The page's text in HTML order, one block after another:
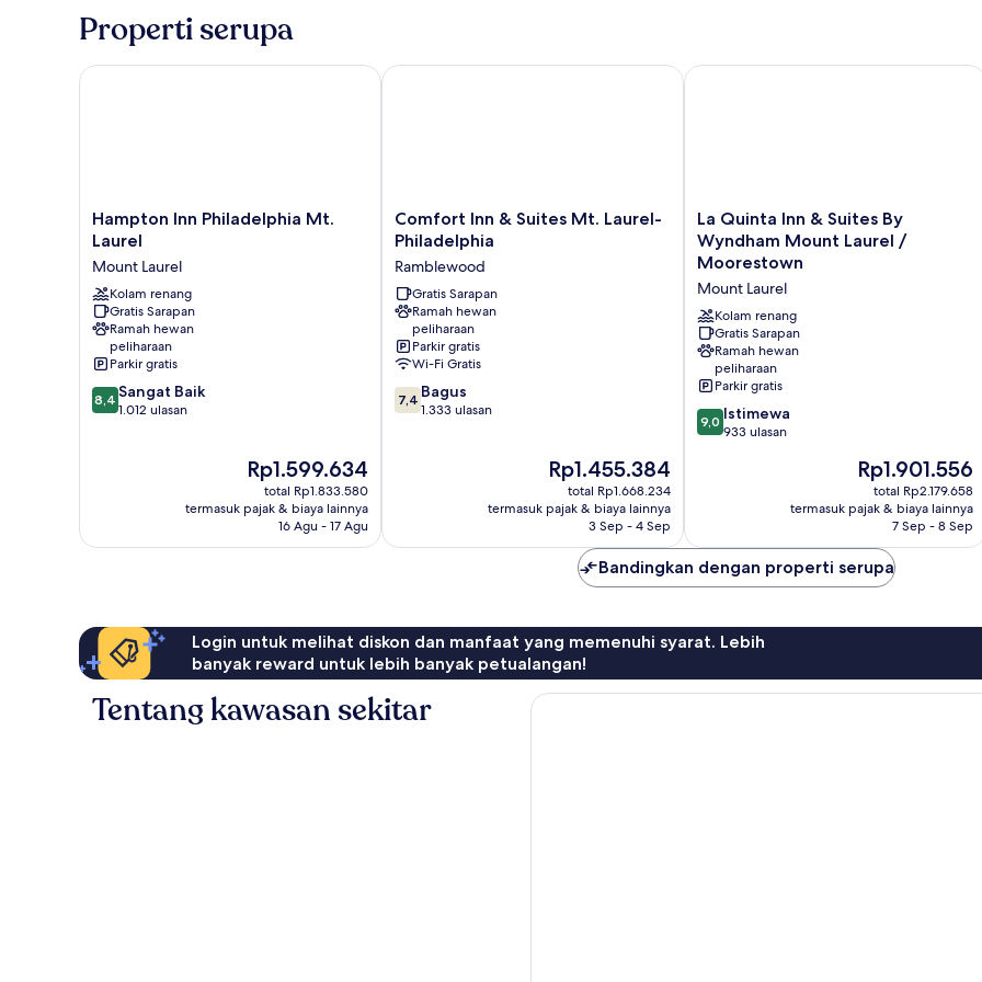
Rokok
(Mobility
Accessible)
Tempat
Queen,
Accessible)
Properti serupa
Hampton
Inn
Mt.
Laurel
Mount
Laurel
Hampton Inn Philadelphia Mt.
Laurel
Mount Laurel
Kolam renang
Gratis Sarapan
Ramah hewan
peliharaan
Parkir gratis
8.4
dari
8,4 Sangat Baik
1.012 ulasan
Harga
sekarang
Rp1.599.634
Rp1.599.634
total Rp1.833.580
termasuk pajak & biaya lainnya
16 Agu - 17 Agu
Hampton Inn Philadelphia Mt. Laurel
Comfort
Inn
Suites
Mt.
Laurel-
Philadelphia
Ramblewood
Comfort Inn & Suites Mt. Laurel-
Philadelphia
Ramblewood
Gratis Sarapan
Ramah hewan
peliharaan
Parkir gratis
Wi-Fi Gratis
7.4
dari
7,4 Bagus
1.333 ulasan
Harga
sekarang
Rp1.455.384
Rp1.455.384
total Rp1.668.234
termasuk pajak & biaya lainnya
3 Sep - 4 Sep
Comfort Inn & Suites Mt. Laurel-Philadelphia
La
Quinta
Inn
&
Suites
By
Wyndham
Mount
Laurel
/
Moorestown
Mount
La Quinta Inn & Suites By
Wyndham Mount Laurel /
Moorestown
Mount Laurel
Kolam renang
Gratis Sarapan
Ramah hewan
peliharaan
Parkir gratis
9.0
dari
9,0 Istimewa
933 ulasan
Harga
sekarang
Rp1.901.556
Rp1.901.556
total Rp2.179.658
termasuk pajak & biaya lainnya
7 Sep - 8 Sep
La Quinta Inn & Suites By Wyndham
Bandingkan dengan properti serupa
Login untuk melihat diskon dan manfaat yang memenuhi syarat. Lebih
banyak reward untuk lebih banyak petualangan!
Tentang kawasan sekitar